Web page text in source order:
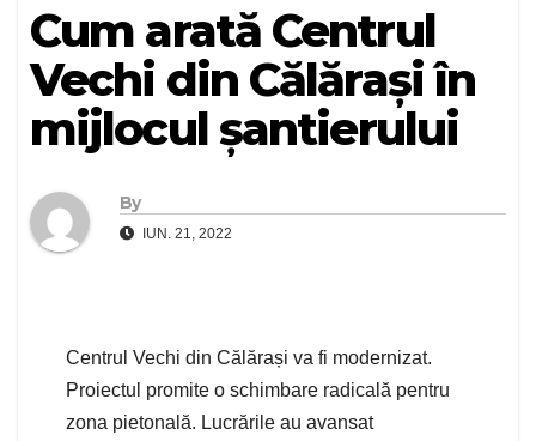
Cum arată Centrul
Vechi din Călărași în
mijlocul șantierului
By
IUN. 21, 2022
Centrul Vechi din Călărași va fi modernizat.
Proiectul promite o schimbare radicală pentru
zona pietonală. Lucrările au avansat